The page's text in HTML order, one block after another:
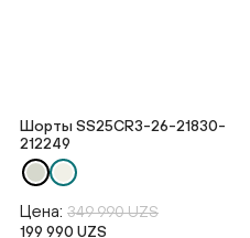
Шорты SS25CR3-26-21830-
212249
Цена: 349 990 UZS
199 990 UZS